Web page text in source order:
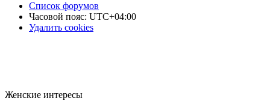
Список форумов
Часовой пояс: UTC+04:00
Удалить cookies
Женские интересы